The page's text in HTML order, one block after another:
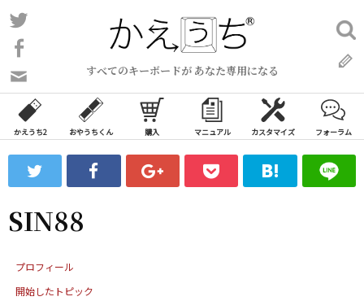
コ
ン
ン
ツ
ス
ッ
すべてのキーボードが あなた専用になる
い
合
わ
フ
ォ
検
索:
かえうち2 おやうちくん 購入 マニュアル カスタマイズ フォーラム
SIN88
プロフィール
開始したトピック